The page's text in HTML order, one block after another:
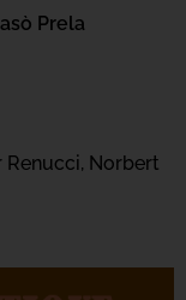
Prela
Norbert